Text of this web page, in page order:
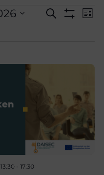
V
r
a
n
Suche
V
r
a
n
s
Liste
- 17:30